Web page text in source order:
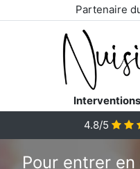
Partenaire
4.8/5
Pour entrer